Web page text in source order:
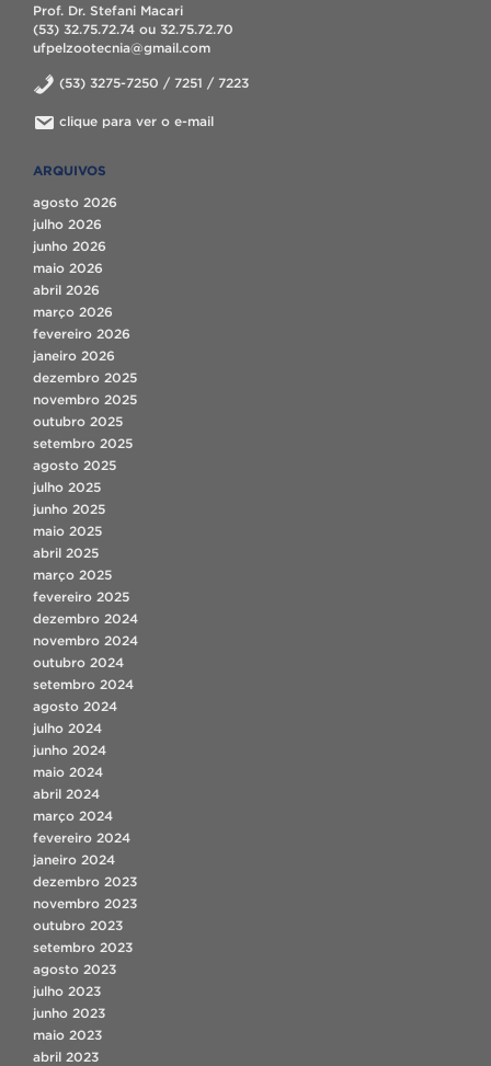
Prof. Dr. Stefani Macari
(53) 32.75.72.74 ou 32.75.72.70
ufpelzootecnia@gmail.com
(53) 3275-7250 / 7251 / 7223
clique para ver o e-mail
ARQUIVOS
agosto 2026
julho 2026
junho 2026
maio 2026
abril 2026
março 2026
fevereiro 2026
janeiro 2026
dezembro 2025
novembro 2025
outubro 2025
setembro 2025
agosto 2025
julho 2025
junho 2025
maio 2025
abril 2025
março 2025
fevereiro 2025
dezembro 2024
novembro 2024
outubro 2024
setembro 2024
agosto 2024
julho 2024
junho 2024
maio 2024
abril 2024
março 2024
fevereiro 2024
janeiro 2024
dezembro 2023
novembro 2023
outubro 2023
setembro 2023
agosto 2023
julho 2023
junho 2023
maio 2023
abril 2023